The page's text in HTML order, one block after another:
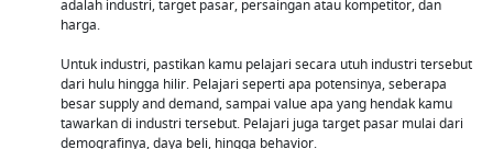
adalah industri, target pasar, persaingan atau kompetitor, dan
harga.
Untuk industri, pastikan kamu pelajari secara utuh industri tersebut
dari hulu hingga hilir. Pelajari seperti apa potensinya, seberapa
besar supply and demand, sampai value apa yang hendak kamu
tawarkan di industri tersebut. Pelajari juga target pasar mulai dari
demografinya, daya beli, hingga behavior.